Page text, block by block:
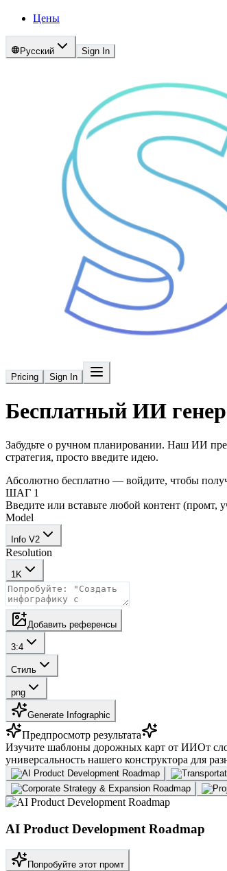
Цены
Русский Sign In
Pricing Sign In
Бесплатный ИИ
Забудьте о ручном планировании. Наш ИИ
стратегия, просто введите идею.
Абсолютно бесплатно — войдите, чтобы
ШАГ 1
Введите или вставьте любой контент (промт,
Model
Info V2
Resolution
1K
Добавить референсы
3:4
Стиль
png
Generate Infographic
Предпросмотр результата
Изучите шаблоны дорожных карт от ИИОт
универсальность нашего конструктора для
AI Product Development Roadmap
Попробуйте этот промт